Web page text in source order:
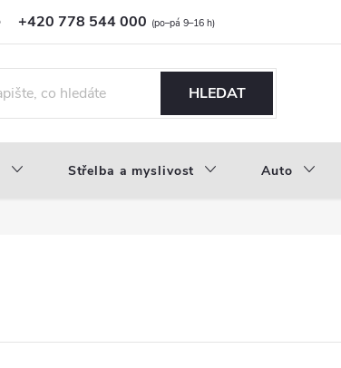
+420 778 544 000
info@inproducts.cz
Náš příběh Průvodce materiály
HLEDAT
Střelba a myslivost Auto